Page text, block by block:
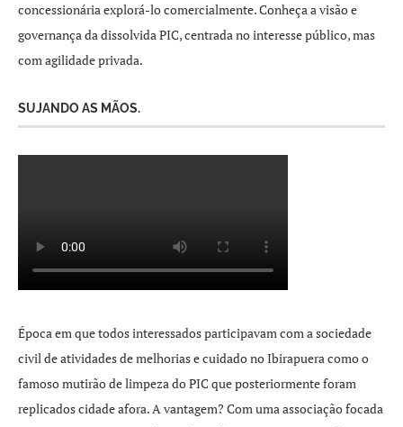
concessionária explorá-lo comercialmente. Conheça a visão e
governança da dissolvida PIC, centrada no interesse público, mas
com agilidade privada.
SUJANDO AS MÃOS.
Época em que todos interessados participavam com a sociedade
civil de atividades de melhorias e cuidado no Ibirapuera como o
famoso mutirão de limpeza do PIC que posteriormente foram
replicados cidade afora. A vantagem? Com uma associação focada